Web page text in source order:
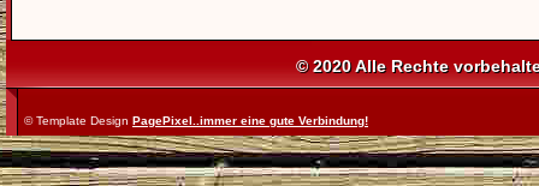
© 2020 Alle Rechte
© Template Design PagePixel..immer eine gute Verbindung!